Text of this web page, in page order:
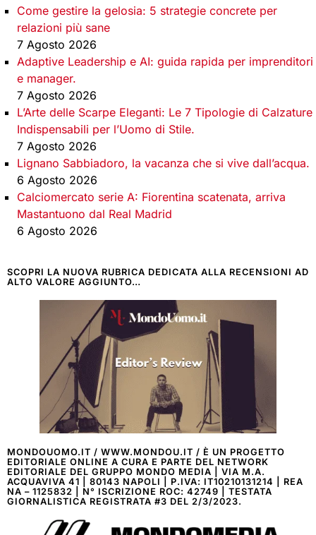
Come gestire la gelosia: 5 strategie concrete per
relazioni più sane
7 Agosto 2026
Adaptive Leadership e AI: guida rapida per imprenditori
e manager.
7 Agosto 2026
L’Arte delle Scarpe Eleganti: Le 7 Tipologie di Calzature
Indispensabili per l’Uomo di Stile.
7 Agosto 2026
Lignano Sabbiadoro, la vacanza che si vive dall’acqua.
6 Agosto 2026
Calciomercato serie A: Fiorentina scatenata, arriva
Mastantuono dal Real Madrid
6 Agosto 2026
SCOPRI LA NUOVA RUBRICA DEDICATA ALLA RECENSIONI AD
ALTO VALORE AGGIUNTO…
MONDOUOMO.IT / WWW.MONDOU.IT / È UN PROGETTO
EDITORIALE ONLINE A CURA E PARTE DEL NETWORK
EDITORIALE DEL GRUPPO MONDO MEDIA | VIA M.A.
ACQUAVIVA 41 | 80143 NAPOLI | P.IVA: IT10210131214 | REA
NA – 1125832 | N° ISCRIZIONE ROC: 42749 | TESTATA
GIORNALISTICA REGISTRATA #3 DEL 2/3/2023.